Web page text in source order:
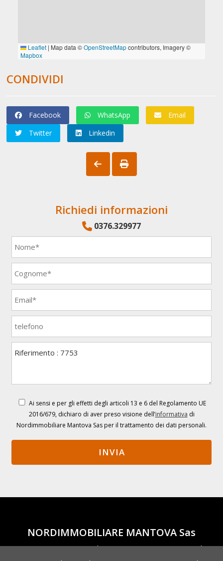
CONDIVIDI
Facebook WhatsApp
Email
Twitter
Linkedin
Richiedi informazioni
0376.329977
Ai sensi e per gli effetti degli articoli 13 e 6 del Regolamento UE
2016/679, dichiaro di aver preso visione dell’informativa di
Nordimmobiliare Mantova Sas per il trattamento dei dati personali.
NORDIMMOBILIARE MANTOVA Sas
Corso Vittorio Emanuele II, 33 - 46100 Mantova - Tel.
0376.329977
- Email: info@nordimmobiliaremantova.it